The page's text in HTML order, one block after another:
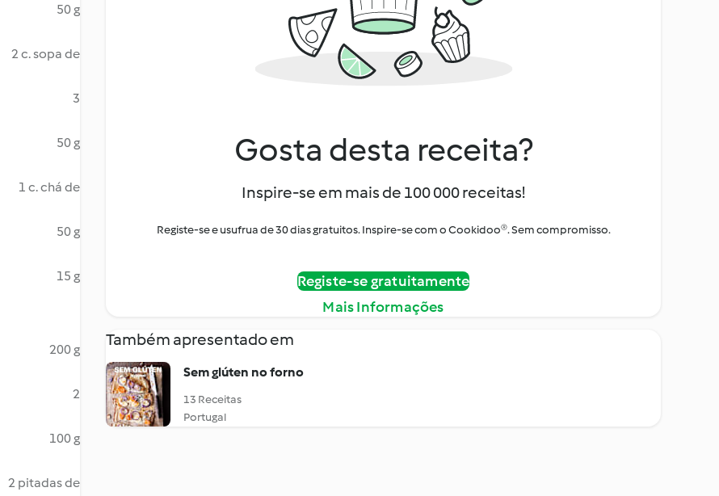
50 g
2 c. sopa de
3
50 g
1 c. chá de
50 g
15 g
200 g
2
100 g
2 pitadas de
Gosta desta receita?
Inspire-se em mais de 100 000 receitas!
Registe-se e usufrua de 30 dias gratuitos. Inspire-se com o Cookidoo®. Sem compromisso.
Registe-se gratuitamente
Mais Informações
Também apresentado em
Sem glúten no forno
13 Receitas
Portugal